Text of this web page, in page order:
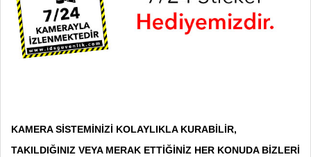
KAMERA SİSTEMİNİZİ KOLAYLIKLA KURABİLİR,
TAKILDIĞINIZ VEYA MERAK ETTİĞİNİZ HER KONUDA BİZLERİ